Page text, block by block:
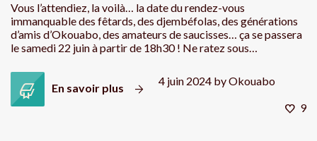
Vous l’attendiez, la voilà… la date du rendez-vous
immanquable des fêtards, des djembéfolas, des générations
d’amis d’Okouabo, des amateurs de saucisses… ça se passera
le samedi 22 juin à partir de 18h30 ! Ne ratez sous…
En savoir plus
4 juin 2024 byOkouabo
9